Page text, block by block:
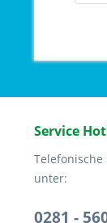
Service
unter:
0281 -